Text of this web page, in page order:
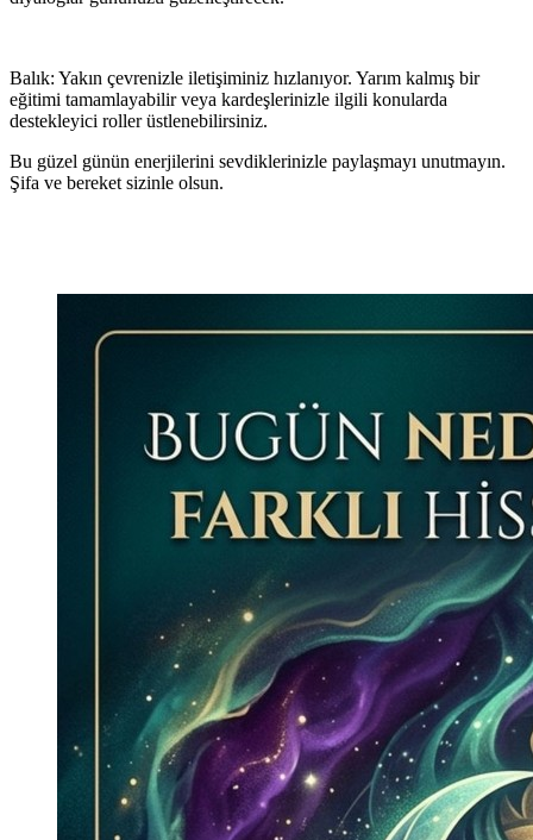
Balık: Yakın çevrenizle iletişiminiz hızlanıyor. Yarım kalmış bir
eğitimi tamamlayabilir veya kardeşlerinizle ilgili konularda
destekleyici roller üstlenebilirsiniz.
Bu güzel günün enerjilerini sevdiklerinizle paylaşmayı unutmayın.
Şifa ve bereket sizinle olsun.